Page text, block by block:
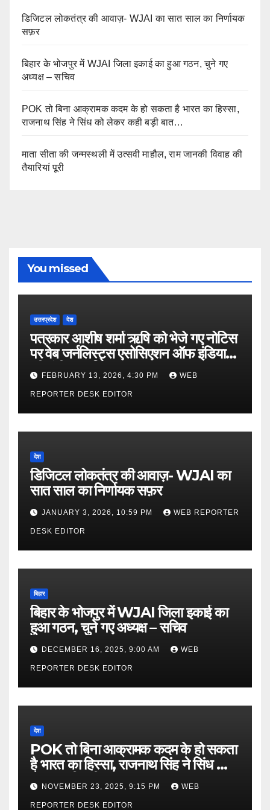
डिजिटल लोकतंत्र की आवाज़- WJAI का सात साल का निर्णायक
सफ़र
बिहार के भोजपुर में WJAI जिला इकाई का हुआ गठन, चुने गए
अध्यक्ष – सचिव
POK तो बिना आक्रामक कदम के हो सकता है भारत का हिस्सा,
राजनाथ सिंह ने सिंध को लेकर कही बड़ी बात…
माता सीता की जन्मस्थली में उत्सवी माहौल, राम जानकी विवाह की
तैयारियां पूरी
You missed
उत्तरप्रदेश देश
पत्रकार आशीष शर्मा ऋषि को भेजे गए नोटिस
पर वेब जर्नलिस्ट्स एसोसिएशन ऑफ इंडिया
की गंभीर आपत्ति
FEBRUARY 13, 2026, 4:30 PM WEB
REPORTER DESK EDITOR
देश
डिजिटल लोकतंत्र की आवाज़- WJAI का
सात साल का निर्णायक सफ़र
JANUARY 3, 2026, 10:59 PM WEB REPORTER
DESK EDITOR
बिहार
बिहार के भोजपुर में WJAI जिला इकाई का
हुआ गठन, चुने गए अध्यक्ष – सचिव
DECEMBER 16, 2025, 9:00 AM WEB
REPORTER DESK EDITOR
देश
POK तो बिना आक्रामक कदम के हो सकता
है भारत का हिस्सा, राजनाथ सिंह ने सिंध को
लेकर कही बड़ी बात…
NOVEMBER 23, 2025, 9:15 PM WEB
REPORTER DESK EDITOR